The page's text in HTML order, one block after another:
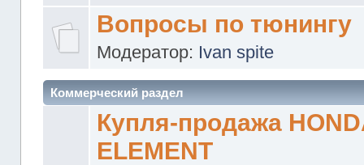
Вопросы по тюнингу
Модератор: Ivan spite
Коммерческий раздел
Купля-продажа
ELEMENT